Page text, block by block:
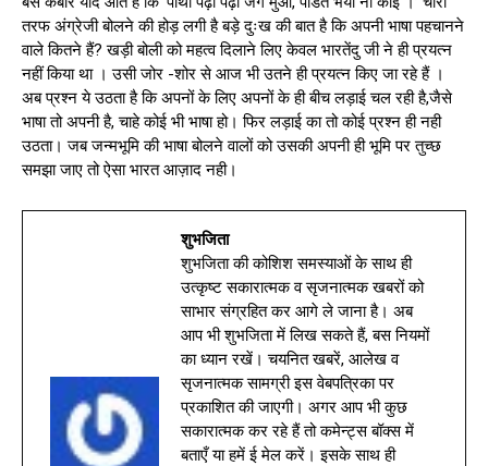
तरफ अंग्रेजी बोलने की होड़ लगी है बड़े दुःख की बात है कि अपनी भाषा पहचानने
वाले कितने हैं? खड़ी बोली को महत्व दिलाने लिए केवल भारतेंदु जी ने ही प्रयत्न
नहीं किया था । उसी जोर -शोर से आज भी उतने ही प्रयत्न किए जा रहे हैं ।
अब प्रश्न ये उठता है कि अपनों के लिए अपनों के ही बीच लड़ाई चल रही है,जैसे
भाषा तो अपनी है, चाहे कोई भी भाषा हो। फिर लड़ाई का तो कोई प्रश्न ही नही
उठता। जब जन्मभूमि की भाषा बोलने वालों को उसकी अपनी ही भूमि पर तुच्छ
समझा जाए तो ऐसा भारत आज़ाद नही।
शुभजिता
शुभजिता की कोशिश समस्याओं के साथ ही
उत्कृष्ट सकारात्मक व सृजनात्मक खबरों को
साभार संग्रहित कर आगे ले जाना है। अब
आप भी शुभजिता में लिख सकते हैं, बस नियमों
का ध्यान रखें। चयनित खबरें, आलेख व
सृजनात्मक सामग्री इस वेबपत्रिका पर
प्रकाशित की जाएगी। अगर आप भी कुछ
सकारात्मक कर रहे हैं तो कमेन्ट्स बॉक्स में
बताएँ या हमें ई मेल करें। इसके साथ ही